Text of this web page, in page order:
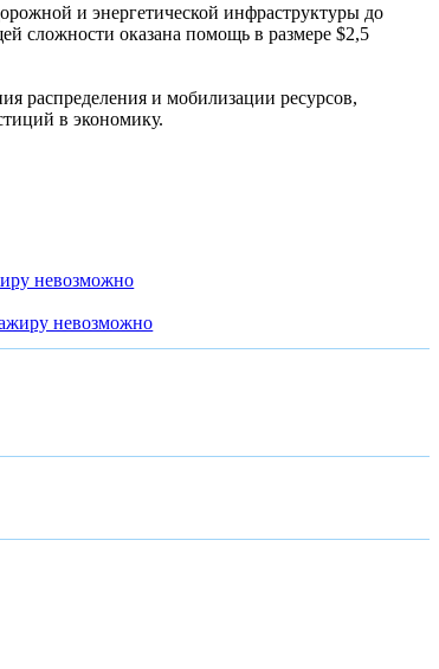
и энергетической инфраструктуры до
сложности оказана помощь в размере $2,5
распределения и мобилизации ресурсов,
в экономику.
невозможно